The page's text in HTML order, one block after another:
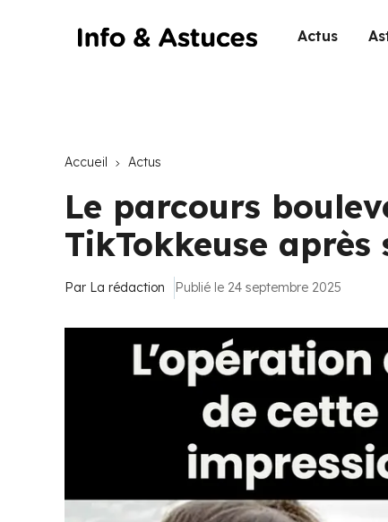
Actus
Accueil Actus
Le parcours
TikTokkeuse
Par La rédaction Publié le 24 septembre 2025